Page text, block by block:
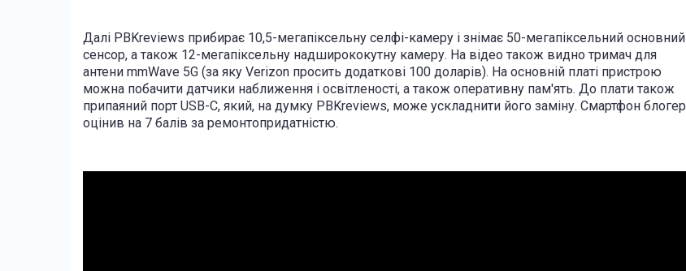
Далі PBKreviews прибирає 10,5-мегапіксельну селфі-камеру і знімає 50-мегапіксельний основний
сенсор, а також 12-мегапіксельну надширококутну камеру. На відео також видно тримач для
антени mmWave 5G (за яку Verizon просить додаткові 100 доларів). На основній платі пристрою
можна побачити датчики наближення і освітленості, а також оперативну пам'ять. До плати також
припаяний порт USB-C, який, на думку PBKreviews, може ускладнити його заміну. Смартфон блогер
оцінив на 7 балів за ремонтопридатністю.